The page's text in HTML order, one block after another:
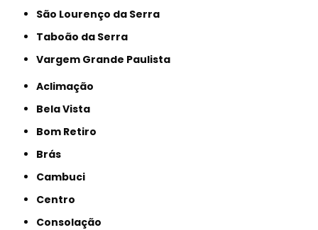
São Lourenço da Serra
Taboão da Serra
Vargem Grande Paulista
Aclimação
Bela Vista
Bom Retiro
Brás
Cambuci
Centro
Consolação